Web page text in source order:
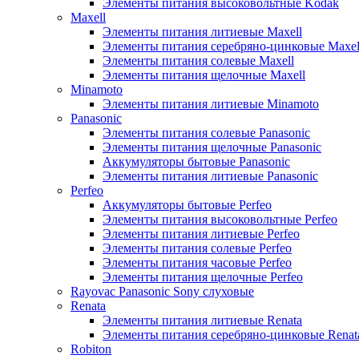
Элементы питания высоковольтные Kodak
Maxell
Элементы питания литиевые Maxell
Элементы питания серебряно-цинковые
Элементы питания солевые Maxell
Элементы питания щелочные Maxell
Minamoto
Элементы питания литиевые Minamoto
Panasonic
Элементы питания солевые Panasonic
Элементы питания щелочные Panasonic
Аккумуляторы бытовые Panasonic
Элементы питания литиевые Panasonic
Perfeo
Аккумуляторы бытовые Perfeo
Элементы питания высоковольтные Perfeo
Элементы питания литиевые Perfeo
Элементы питания солевые Perfeo
Элементы питания часовые Perfeo
Элементы питания щелочные Perfeo
Rayovac Panasonic Sony слуховые
Renata
Элементы питания литиевые Renata
Элементы питания серебряно-цинковые
Robiton